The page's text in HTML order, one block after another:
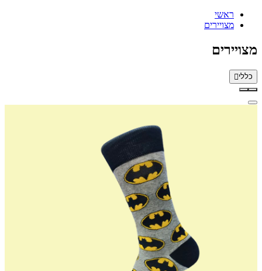
ראשי
מצויירים
מצויירים
כללי